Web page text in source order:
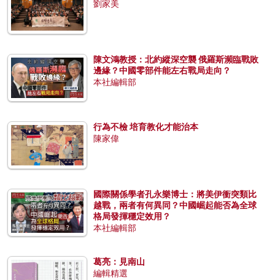
劉家美
陳文鴻教授：北約縱深空襲 俄羅斯瀕臨戰敗
邊緣？中國零部件能左右戰局走向？
本社編輯部
行為不檢 培育教化才能治本
陳家偉
國際關係學者孔永樂博士：將美伊衝突類比
越戰，兩者有何異同？中國崛起能否為全球
格局發揮穩定效用？
本社編輯部
葛亮：見南山
編輯精選